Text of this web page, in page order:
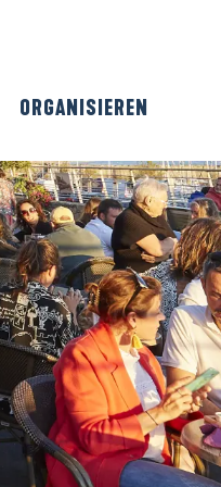
ORGANISIEREN